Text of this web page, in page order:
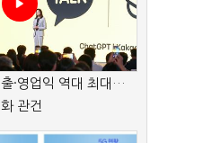
·영업익 역대 최대…
관건